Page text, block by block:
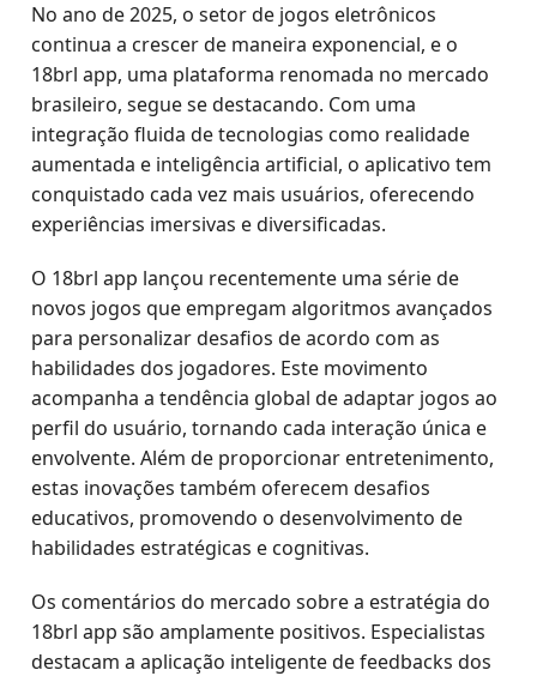
No ano de 2025, o setor de jogos eletrônicos
continua a crescer de maneira exponencial, e o
18brl app, uma plataforma renomada no mercado
brasileiro, segue se destacando. Com uma
integração fluida de tecnologias como realidade
aumentada e inteligência artificial, o aplicativo tem
conquistado cada vez mais usuários, oferecendo
experiências imersivas e diversificadas.
O 18brl app lançou recentemente uma série de
novos jogos que empregam algoritmos avançados
para personalizar desafios de acordo com as
habilidades dos jogadores. Este movimento
acompanha a tendência global de adaptar jogos ao
perfil do usuário, tornando cada interação única e
envolvente. Além de proporcionar entretenimento,
estas inovações também oferecem desafios
educativos, promovendo o desenvolvimento de
habilidades estratégicas e cognitivas.
Os comentários do mercado sobre a estratégia do
18brl app são amplamente positivos. Especialistas
destacam a aplicação inteligente de feedbacks dos